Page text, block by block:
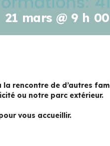
21 mars @ 9 h
rencontre de d’autres
ou notre parc extérieur.
vous accueillir.